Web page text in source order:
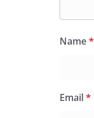
Name*
Email*